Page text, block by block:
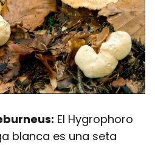
El Hygrophoro
blanca es una seta